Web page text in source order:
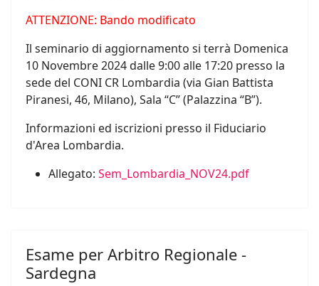
ATTENZIONE: Bando modificato
Il seminario di aggiornamento si terrà Domenica
10 Novembre 2024 dalle 9:00 alle 17:20 presso la
sede del CONI CR Lombardia (via Gian Battista
Piranesi, 46, Milano), Sala “C” (Palazzina “B”).
Informazioni ed iscrizioni presso il Fiduciario
d'Area Lombardia.
Allegato: Sem_Lombardia_NOV24.pdf
Esame per Arbitro Regionale -
Sardegna